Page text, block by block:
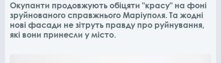
Окупанти продовжують обіцяти "красу" на фоні
зруйнованого справжнього Маріуполя. Та жодні
нові фасади не зітруть правду про руйнування,
які вони принесли у місто.